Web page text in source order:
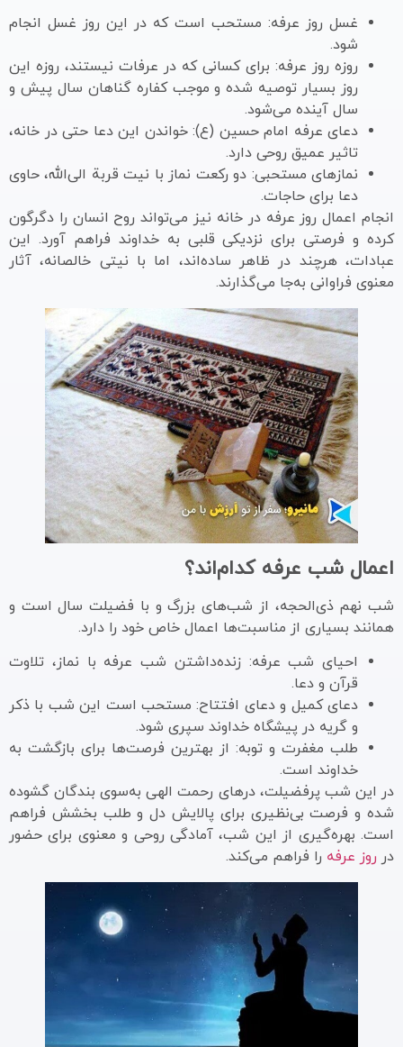
غسل روز عرفه: مستحب است که در این روز غسل انجام
شود.
روزه روز عرفه: برای کسانی که در عرفات نیستند، روزه این
روز بسیار توصیه شده و موجب کفاره گناهان سال پیش و
سال آینده می‌شود.
دعای عرفه امام حسین (ع): خواندن این دعا حتی در خانه،
تاثیر عمیق روحی دارد.
نمازهای مستحبی: دو رکعت نماز با نیت قربة الی‌الله، حاوی
دعا برای حاجات.
انجام اعمال روز عرفه در خانه نیز می‌تواند روح انسان را دگرگون
کرده و فرصتی برای نزدیکی قلبی به خداوند فراهم آورد. این
عبادات، هرچند در ظاهر ساده‌اند، اما با نیتی خالصانه، آثار
معنوی فراوانی به‌جا می‌گذارند.
اعمال شب عرفه کدام‌اند؟
شب نهم ذی‌الحجه، از شب‌های بزرگ و با فضیلت سال است و
همانند بسیاری از مناسبت‌ها اعمال خاص خود را دارد.
احیای شب عرفه: زنده‌داشتن شب عرفه با نماز، تلاوت
قرآن و دعا.
دعای کمیل و دعای افتتاح: مستحب است این شب با ذکر
و گریه در پیشگاه خداوند سپری شود.
طلب مغفرت و توبه: از بهترین فرصت‌ها برای بازگشت به
خداوند است.
در این شب پرفضیلت، درهای رحمت الهی به‌سوی بندگان گشوده
شده و فرصت بی‌نظیری برای پالایش دل و طلب بخشش فراهم
است. بهره‌گیری از این شب، آمادگی روحی و معنوی برای حضور
در روز عرفه را فراهم می‌کند.